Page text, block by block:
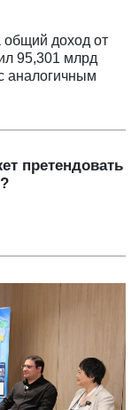
общий доход от
95,301 млрд
аналогичным
претендовать